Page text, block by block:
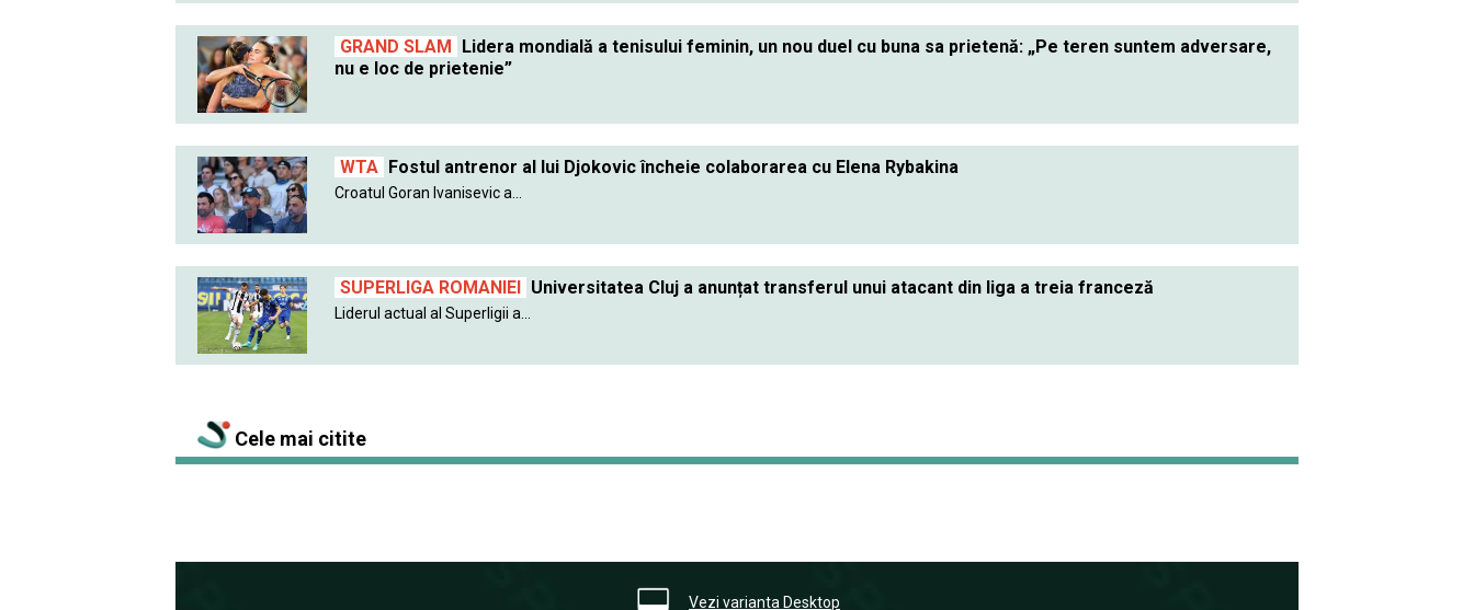
GRAND SLAM Lidera mondială a tenisului feminin, un nou duel cu buna sa prietenă: „Pe teren suntem adversare,
nu e loc de prietenie”
WTA Fostul antrenor al lui Djokovic încheie colaborarea cu Elena Rybakina
Croatul Goran Ivanisevic a...
SUPERLIGA ROMANIEI Universitatea Cluj a anunțat transferul unui atacant din liga a treia franceză
Liderul actual al Superligii a...
Cele mai citite
Vezi varianta Desktop